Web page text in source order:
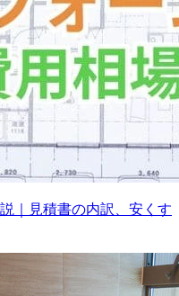
｜見積書の内訳、安くす